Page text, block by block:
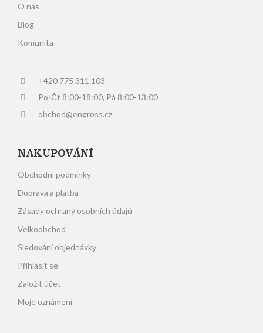
O nás
Blog
Komunita
+420 775 311 103
Po-Čt 8:00-18:00, Pá 8:00-13:00
obchod@engross.cz
NAKUPOVÁNÍ
Obchodní podmínky
Doprava a platba
Zásady ochrany osobních údajů
Velkoobchod
Sledování objednávky
Přihlásit se
Založit účet
Moje oznámení